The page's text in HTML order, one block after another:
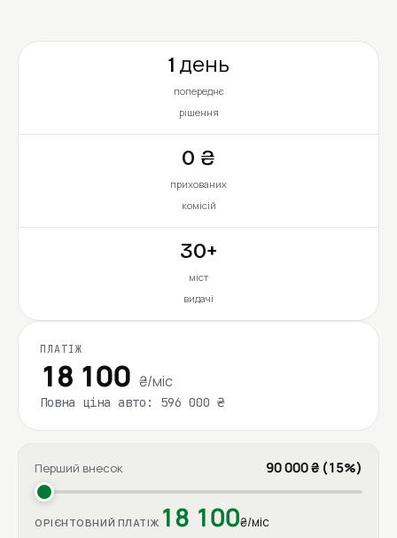
1 день
попереднє
рішення
0 ₴
прихованих
комісій
30+
міст
видачі
ПЛАТІЖ
18 100 ₴/міс
Повна ціна авто: 596 000 ₴
Перший внесок 90 000 ₴ (15%)
ОРІЄНТОВНИЙ ПЛАТІЖ 18 100₴/міс